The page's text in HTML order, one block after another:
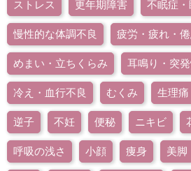
ストレス 更年期障害 不眠症
慢性的な体調不良 疲労・疲れ・
めまい・立ちくらみ 耳鳴り・突
冷え・血行不良 むくみ 生理
逆子 不妊 便秘 ニキビ
呼吸の浅さ 小顔 痩身 美脚